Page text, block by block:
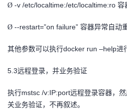
Ø -v /etc/localtime:/etc/localtime:ro 容
Ø --restart=”on failure” 容器异常自动
其他参数可以执行docker run –help进
5.3远程登录，并业务验证
执行mstsc /v:IP:port远程登录容器，
关业务验证，不再叙述。